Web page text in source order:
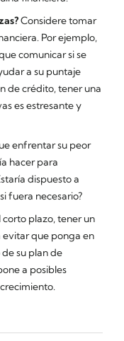
Considere tomar
Por ejemplo,
comunicar si se
a su puntaje
de crédito, tener una
es estresante y
enfrentar su peor
hacer para
dispuesto a
fuera necesario?
plazo, tener un
que ponga en
su plan de
a posibles